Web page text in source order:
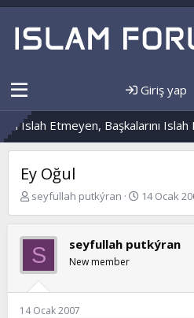
Giriş yap
Islah Etmeyen, Başkalarını Islah
Ey Oğul
K
b
u
y
u
b
a
seyfullah putkýran
B
l
a
ı
14 Ocak
S seyfullah putkýran
New member
14 Ocak 2007